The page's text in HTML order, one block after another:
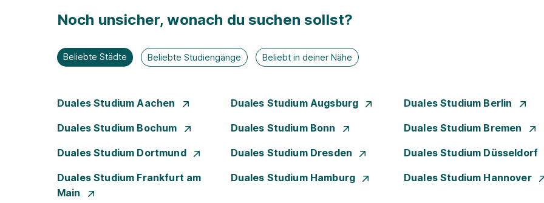
Noch unsicher, wonach du suchen sollst?
Beliebte Städte Beliebte Studiengänge Beliebt in deiner Nähe
Duales Studium Aachen Duales Studium Augsburg Duales Studium Berlin
Duales Studium Bochum Duales Studium Bonn Duales Studium Bremen
Duales Studium Dortmund Duales Studium Dresden Duales Studium Düsseldorf
Duales Studium Frankfurt am
Main
Duales Studium Hamburg Duales Studium Hannover